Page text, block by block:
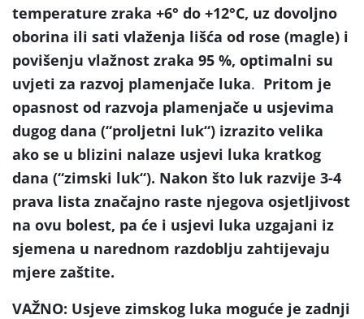
temperature zraka +6° do +12°C, uz dovoljno
oborina ili sati vlaženja lišća od rose (magle) i
povišenju vlažnost zraka 95 %, optimalni su
uvjeti za razvoj plamenjače luka. Pritom je
opasnost od razvoja plamenjače u usjevima
dugog dana (“proljetni luk“) izrazito velika
ako se u blizini nalaze usjevi luka kratkog
dana (“zimski luk“). Nakon što luk razvije 3-4
prava lista značajno raste njegova osjetljivost
na ovu bolest, pa će i usjevi luka uzgajani iz
sjemena u narednom razdoblju zahtijevaju
mjere zaštite.
VAŽNO: Usjeve zimskog luka moguće je zadnji